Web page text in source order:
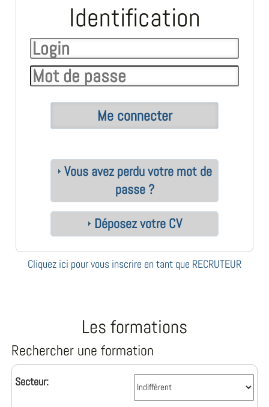
Identification
Vous avez perdu votre mot de
passe ?
Déposez votre CV
Cliquez ici pour vous inscrire en tant que RECRUTEUR
Les formations
Rechercher une formation
Secteur: